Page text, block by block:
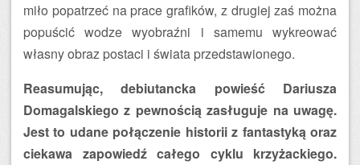
miło popatrzeć na prace grafików, z drugiej zaś można
popuścić wodze wyobraźni i samemu wykreować
własny obraz postaci i świata przedstawionego.
Reasumując, debiutancka powieść Dariusza
Domagalskiego z pewnością zasługuje na uwagę.
Jest to udane połączenie historii z fantastyką oraz
ciekawa zapowiedź całego cyklu krzyżackiego.